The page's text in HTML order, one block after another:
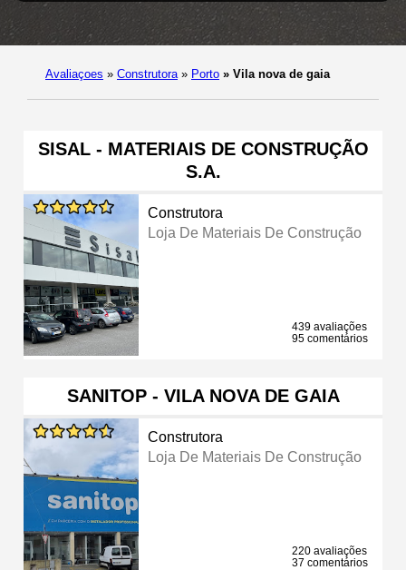
Avaliaçoes » Construtora » Porto » Vila nova de gaia
SISAL - MATERIAIS DE CONSTRUÇÃO
S.A.
Construtora
Loja De Materiais De Construção
439 avaliações
95 comentários
SANITOP - VILA NOVA DE GAIA
Construtora
Loja De Materiais De Construção
220 avaliações
37 comentários